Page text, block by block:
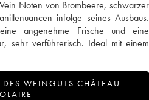
Noten von Brombeere, schwarzer
infolge seines Ausbaus.
angenehme Frische und eine
sehr verführerisch. Ideal mit einem
WEINGUTS CHÂTEAU